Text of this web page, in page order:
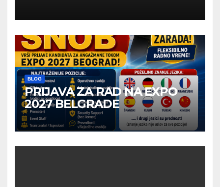
BLOG
PRIJAVA ZA RAD NA EXPO
2027 BELGRADE